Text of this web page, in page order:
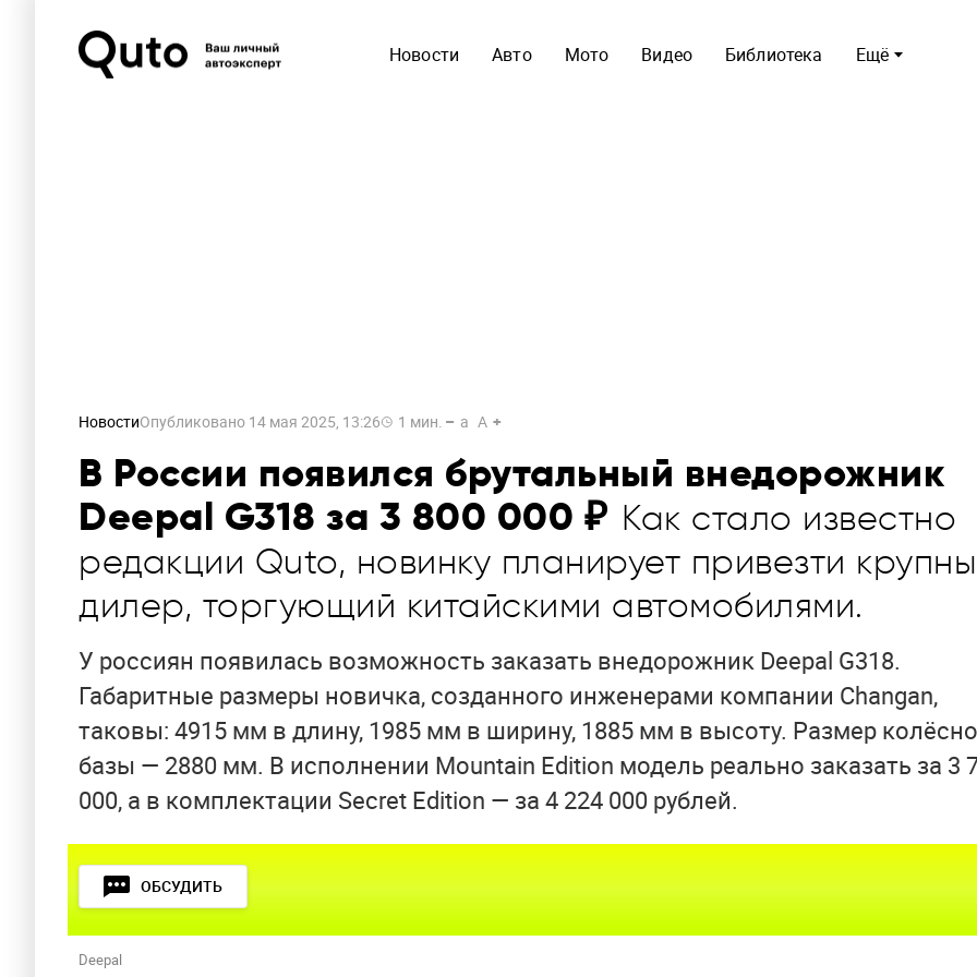
Ещё
Новости Авто Мото Видео Библиотека
НовостиОпубликовано 14 мая 2025, 13:26 1 мин. a A
В России появился брутальный внедорожник
Deepal G318 за 3 800 000 ₽ Как стало известно
редакции Quto, новинку планирует привезти
дилер, торгующий китайскими автомобилями.
У россиян появилась возможность заказать внедорожник Deepal G318.
Габаритные размеры новичка, созданного инженерами компании Changan,
таковы: 4915 мм в длину, 1985 мм в ширину, 1885 мм в высоту. Размер
базы — 2880 мм. В исполнении Mountain Edition модель реально заказать за 3
000, а в комплектации Secret Edition — за 4 224 000 рублей.
ОБСУДИТЬ
Deepal